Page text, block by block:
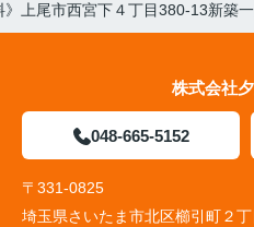
上尾市西宮下４丁目380-13新築
株式会社
048-665-5152
〒331-0825
埼玉県さいたま市北区櫛引町２丁